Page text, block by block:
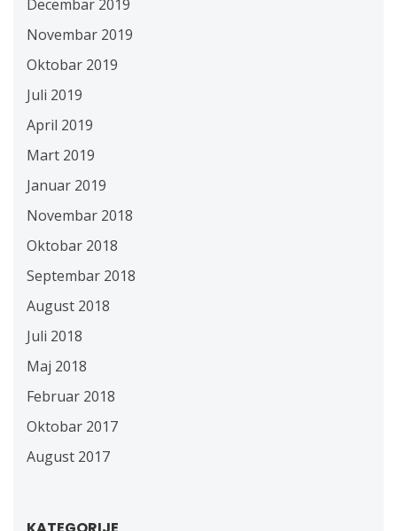
Decembar 2019
Novembar 2019
Oktobar 2019
Juli 2019
April 2019
Mart 2019
Januar 2019
Novembar 2018
Oktobar 2018
Septembar 2018
August 2018
Juli 2018
Maj 2018
Februar 2018
Oktobar 2017
August 2017